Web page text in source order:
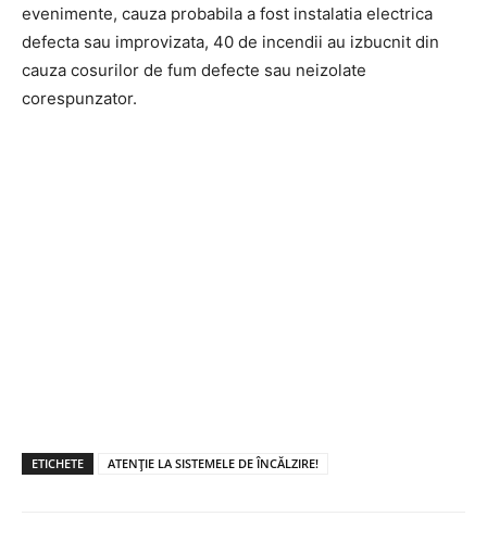
evenimente, cauza probabila a fost instalatia electrica
defecta sau improvizata, 40 de incendii au izbucnit din
cauza cosurilor de fum defecte sau neizolate
corespunzator.
ETICHETE ATENȚIE LA SISTEMELE DE ÎNCĂLZIRE!